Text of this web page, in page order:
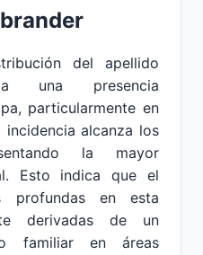
del apellido
una presencia
particularmente en
incidencia alcanza los
la mayor
Esto indica que el
profundas en esta
derivadas de un
familiar en áreas